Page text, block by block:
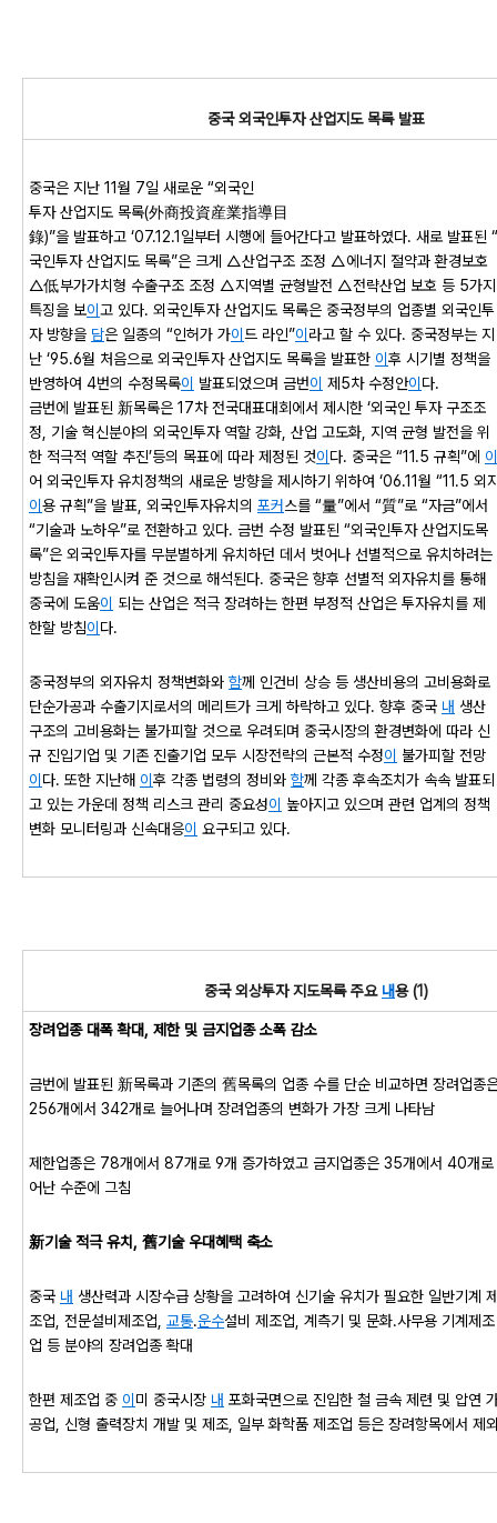
중국 외국인투자 산업지도 목록 발표
중국은 지난 11월 7일 새로운 “외국인
투자 산업지도 목록(外商投資産業指導目
錄)”을 발표하고 ‘07.12.1일부터 시행에 들어간다고 발표하였다. 새로 발표된
국인투자 산업지도 목록”은 크게 △산업구조 조정 △에너지 절약과 환경보호
△低부가가치형 수출구조 조정 △지역별 균형발전 △전략산업 보호 등 5가지
특징을 보이 고 있다. 외국인투자 산업지도 목록은 중국정부의 업종별 외국인투
자 방향을 담은 일종의 “인허가 가이 드 라인”이 라고 할 수 있다. 중국정부는 지
난 ‘95.6월 처음으로 외국인투자 산업지도 목록을 발표한 이 후 시기별 정책을
반영하여 4번의 수정목록이 발표되었으며 금번이 제5차 수정안이 다.
금번에 발표된 新목록은 17차 전국대표대회에서 제시한 ‘외국인 투자 구조조
정, 기술 혁신분야의 외국인투자 역할 강화, 산업 고도화, 지역 균형 발전을 위
한 적극적 역할 추진’등의 목표에 따라 제정된 것이 다. 중국은 “11.5 규획”에 이
어 외국인투자 유치정책의 새로운 방향을 제시하기 위하여 ‘06.11월 “11.5 외
이 용 규획”을 발표, 외국인투자유치의 포커스를 “量”에서 “質”로 “자금”에서
“기술과 노하우”로 전환하고 있다. 금번 수정 발표된 “외국인투자 산업지도목
록”은 외국인투자를 무분별하게 유치하던 데서 벗어나 선별적으로 유치하려는
방침을 재확인시켜 준 것으로 해석된다. 중국은 향후 선별적 외자유치를 통해
중국에 도움이
되는 산업은 적극 장려하는 한편 부정적 산업은 투자유치를 제
한할 방침이 다.
중국정부의 외자유치 정책변화와 함께 인건비 상승 등 생산비용의 고비용화로
단순가공과 수출기지로서의 메리트가 크게 하락하고 있다. 향후 중국 내 생산
구조의 고비용화는 불가피할 것으로 우려되며 중국시장의 환경변화에 따라 신
규 진입기업 및 기존 진출기업 모두 시장전략의 근본적 수정이
불가피할 전망
이 다. 또한 지난해 이 후 각종 법령의 정비와 함께 각종 후속조치가 속속 발표되
고 있는 가운데 정책 리스크 관리 중요성이
높아지고 있으며 관련 업계의 정책
변화 모니터링과 신속대응이 요구되고 있다.
중국 외상투자 지도목록 주요 내용 (1)
장려업종 대폭 확대, 제한 및 금지업종 소폭 감소
금번에 발표된 新목록과 기존의 舊목록의 업종 수를 단순 비교하면 장려업종
256개에서 342개로 늘어나며 장려업종의 변화가 가장 크게 나타남
제한업종은 78개에서 87개로 9개 증가하였고 금지업종은 35개에서 40개
어난 수준에 그침
新기술 적극 유치, 舊기술 우대혜택 축소
중국 내 생산력과 시장수급 상황을 고려하여 신기술 유치가 필요한 일반기계
조업, 전문설비제조업, 교통․운수설비 제조업, 계측기 및 문화․사무용 기계제조
업 등 분야의 장려업종 확대
한편 제조업 중 이 미 중국시장 내 포화국면으로 진입한 철 금속 제련 및 압연
공업, 신형 출력장치 개발 및 제조, 일부 화학품 제조업 등은 장려항목에서 제